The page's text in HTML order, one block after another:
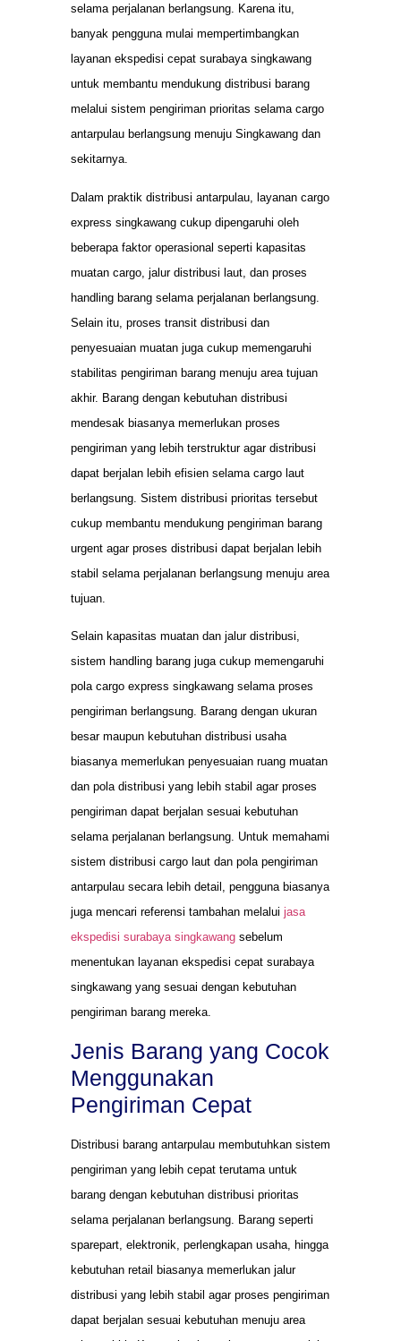
selama perjalanan berlangsung. Karena itu,
banyak pengguna mulai mempertimbangkan
layanan ekspedisi cepat surabaya singkawang
untuk membantu mendukung distribusi barang
melalui sistem pengiriman prioritas selama cargo
antarpulau berlangsung menuju Singkawang dan
sekitarnya.
Dalam praktik distribusi antarpulau, layanan cargo
express singkawang cukup dipengaruhi oleh
beberapa faktor operasional seperti kapasitas
muatan cargo, jalur distribusi laut, dan proses
handling barang selama perjalanan berlangsung.
Selain itu, proses transit distribusi dan
penyesuaian muatan juga cukup memengaruhi
stabilitas pengiriman barang menuju area tujuan
akhir. Barang dengan kebutuhan distribusi
mendesak biasanya memerlukan proses
pengiriman yang lebih terstruktur agar distribusi
dapat berjalan lebih efisien selama cargo laut
berlangsung. Sistem distribusi prioritas tersebut
cukup membantu mendukung pengiriman barang
urgent agar proses distribusi dapat berjalan lebih
stabil selama perjalanan berlangsung menuju area
tujuan.
Selain kapasitas muatan dan jalur distribusi,
sistem handling barang juga cukup memengaruhi
pola cargo express singkawang selama proses
pengiriman berlangsung. Barang dengan ukuran
besar maupun kebutuhan distribusi usaha
biasanya memerlukan penyesuaian ruang muatan
dan pola distribusi yang lebih stabil agar proses
pengiriman dapat berjalan sesuai kebutuhan
selama perjalanan berlangsung. Untuk memahami
sistem distribusi cargo laut dan pola pengiriman
antarpulau secara lebih detail, pengguna biasanya
juga mencari referensi tambahan melalui jasa
ekspedisi surabaya singkawang sebelum
menentukan layanan ekspedisi cepat surabaya
singkawang yang sesuai dengan kebutuhan
pengiriman barang mereka.
Jenis Barang yang Cocok
Menggunakan
Pengiriman Cepat
Distribusi barang antarpulau membutuhkan sistem
pengiriman yang lebih cepat terutama untuk
barang dengan kebutuhan distribusi prioritas
selama perjalanan berlangsung. Barang seperti
sparepart, elektronik, perlengkapan usaha, hingga
kebutuhan retail biasanya memerlukan jalur
distribusi yang lebih stabil agar proses pengiriman
dapat berjalan sesuai kebutuhan menuju area